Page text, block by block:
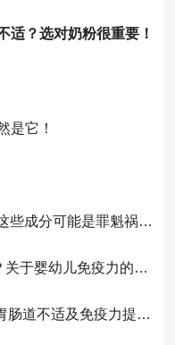
适？选对奶粉很重要！
是它！
宝宝胃肠道不适？奶粉中的这些成分可能是罪魁祸首！
宝宝总生病就是免疫力低下？关于婴幼儿免疫力的真相，家长必须了解！
宝宝喂养难题：奶粉喂养与胃肠道不适及免疫力提升的奥秘